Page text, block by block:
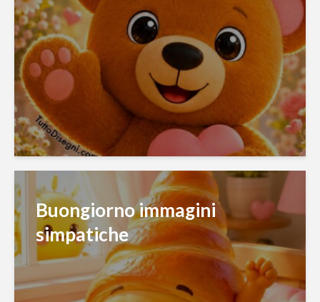
Buongiorno immagini
simpatiche